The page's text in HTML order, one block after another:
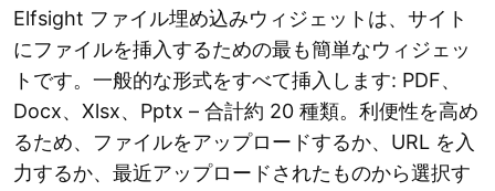
Elfsight ファイル埋め込みウィジェットは、サイト
にファイルを挿入するための最も簡単なウィジェッ
トです。一般的な形式をすべて挿入します: PDF、
Docx、Xlsx、Pptx – 合計約 20 種類。利便性を高め
るため、ファイルをアップロードするか、URL を入
力するか、最近アップロードされたものから選択す